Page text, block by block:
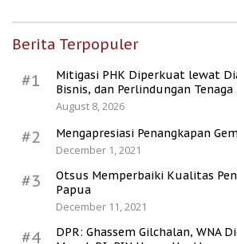
Berita Terpopuler
#1
Mitigasi PHK Diperkuat lewat
Bisnis, dan Perlindungan Tenaga
August 8, 2026
#2
Mengapresiasi Penangkapan
December 1, 2021
#3
Otsus Memperbaiki Kualitas
Papua
December 11, 2021
#4
DPR: Ghassem Gilchalan, WNA